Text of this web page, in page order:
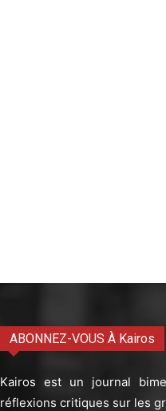
ABONNEZ-VOUS À Kairos
Kairos est un journal
réflexions critiques sur les